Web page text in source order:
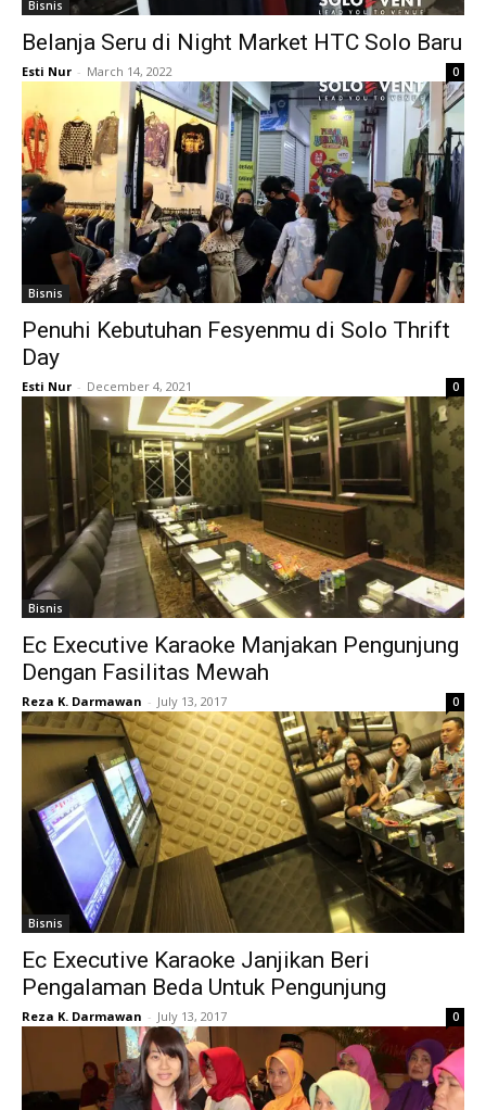
Bisnis
Belanja Seru di Night Market HTC Solo Baru
Esti Nur - March 14, 2022 0
Bisnis
Penuhi Kebutuhan Fesyenmu di Solo Thrift
Day
Esti Nur - December 4, 2021 0
Bisnis
Ec Executive Karaoke Manjakan Pengunjung
Dengan Fasilitas Mewah
Reza K. Darmawan - July 13, 2017 0
Bisnis
Ec Executive Karaoke Janjikan Beri
Pengalaman Beda Untuk Pengunjung
Reza K. Darmawan - July 13, 2017 0